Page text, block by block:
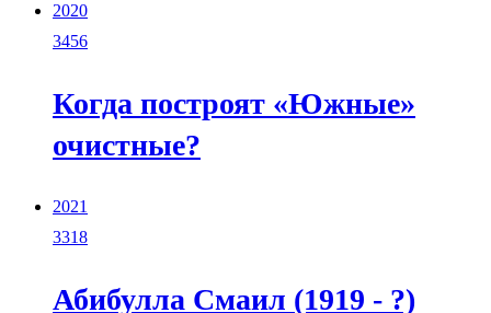
2020
3456
Когда построят «Южные»
очистные?
2021
3318
Абибулла Смаил (1919 - ?)